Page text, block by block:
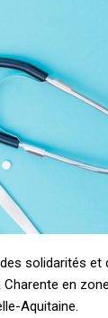
solidarités et
en
Aquitaine.